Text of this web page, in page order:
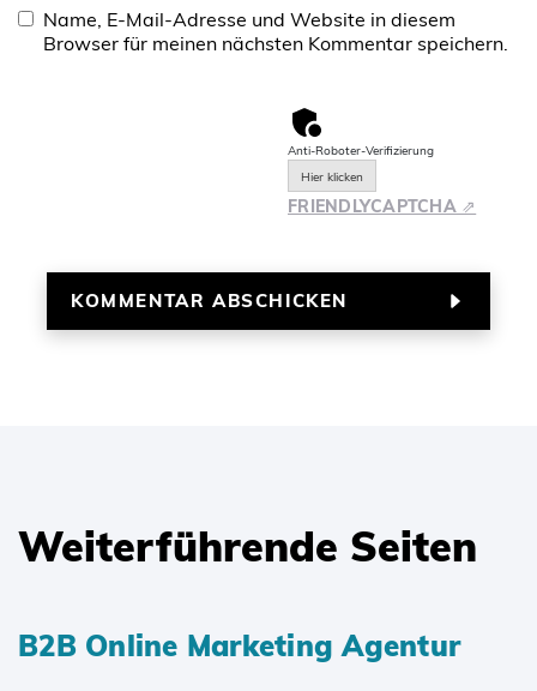
Name, E-Mail-Adresse und Website in diesem
Browser für meinen nächsten Kommentar speichern.
Anti-Roboter-Verifizierung
Hier klicken
FRIENDLYCAPTCHA ⇗
Weiterführende Seiten
B2B Online Marketing Agentur